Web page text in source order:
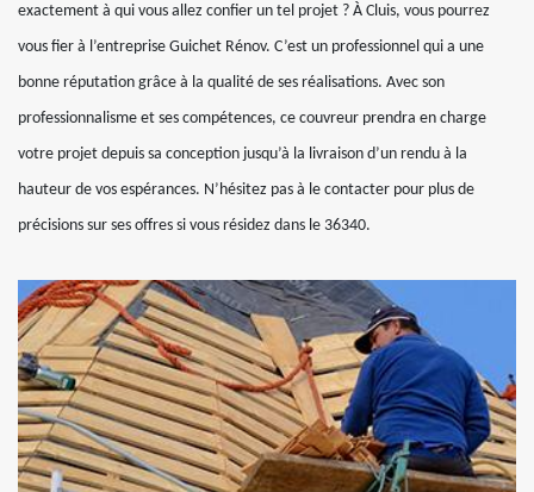
exactement à qui vous allez confier un tel projet ? À Cluis, vous pourrez
vous fier à l’entreprise Guichet Rénov. C’est un professionnel qui a une
bonne réputation grâce à la qualité de ses réalisations. Avec son
professionnalisme et ses compétences, ce couvreur prendra en charge
votre projet depuis sa conception jusqu’à la livraison d’un rendu à la
hauteur de vos espérances. N’hésitez pas à le contacter pour plus de
précisions sur ses offres si vous résidez dans le 36340.